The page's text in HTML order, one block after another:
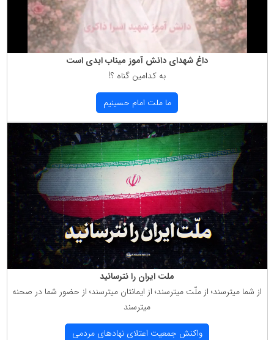
داغ شهدای دانش آموز میناب ابدی است
به كدامین گناه ؟!
ما ملت امام حسینیم
ملت ایران را نترسانید
از شما میترسند؛ از ملّت میترسند؛ از ایمانتان میترسند؛ از حضور شما در صحنه
میترسند
واكنش جمعیت اعتلای نهادهای مردمی